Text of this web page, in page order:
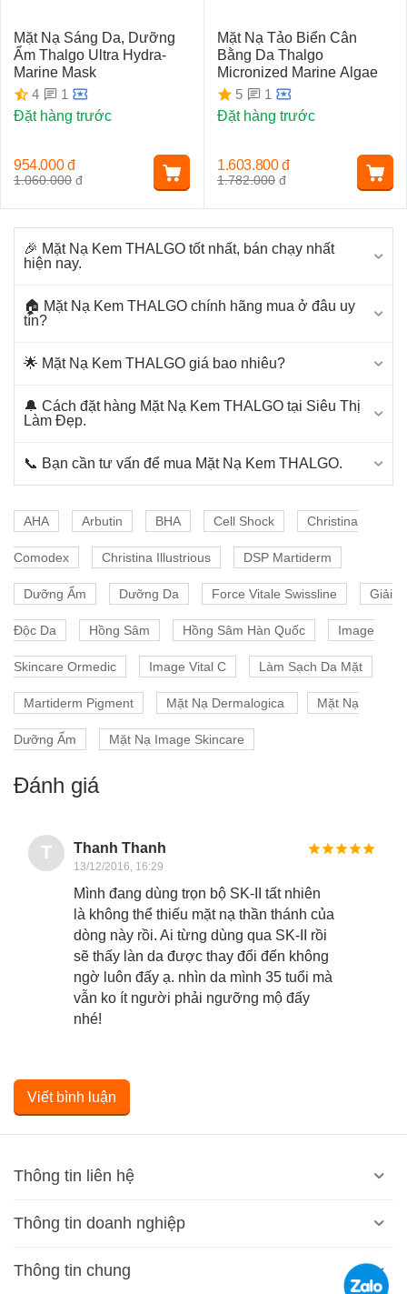
🎉 Mặt Nạ Kem THALGO tốt nhất, bán chạy nhất
hiện nay.
🏠 Mặt Nạ Kem THALGO chính hãng mua ở đâu uy
tín?
🌟 Mặt Nạ Kem THALGO giá bao nhiêu?
🔔 Cách đặt hàng Mặt Nạ Kem THALGO tại Siêu Thị
Làm Đẹp.
📞 Bạn cần tư vấn để mua Mặt Nạ Kem THALGO.
Mặt Nạ Sáng Da, Dưỡng
Ẩm Thalgo Ultra Hydra-
Marine Mask
4
1
Đặt hàng trước
1.060.000 đ
954.000 đ
Mặt Nạ Tảo Biển Cân
Bằng Da Thalgo
Micronized Marine Algae
5
1
Đặt hàng trước
1.782.000 đ
1.603.800 đ
AHA Arbutin BHA Cell Shock Christina
Comodex Christina Illustrious DSP Martiderm
Dưỡng Ẩm Dưỡng Da Force Vitale Swissline Giải
Độc Da Hồng Sâm Hồng Sâm Hàn Quốc Image
Skincare Ormedic Image Vital C Làm Sạch Da Mặt
Martiderm Pigment Mặt Nạ Dermalogica Mặt Nạ
Dưỡng Ẩm Mặt Nạ Image Skincare
Đánh giá
T Thanh Thanh
13/12/2016, 16:29
Mình đang dùng trọn bộ SK-II tất nhiên
là không thể thiếu mặt nạ thần thánh của
dòng này rồi. Ai từng dùng qua SK-II rồi
sẽ thấy làn da được thay đổi đến không
ngờ luôn đấy ạ. nhìn da mình 35 tuổi mà
vẫn ko ít người phải ngưỡng mộ đấy
nhé!
Viết bình luận
Thông tin liên hệ
Thông tin doanh nghiệp
Thông tin chung